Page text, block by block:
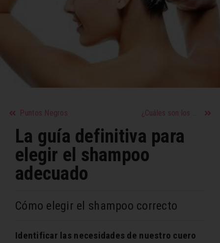
Puntos Negros ¿Cuáles son los primeros síntomas de un embarazo?
La guía definitiva para
elegir el shampoo
adecuado
Cómo elegir el shampoo correcto
Identificar las necesidades de nuestro cuero